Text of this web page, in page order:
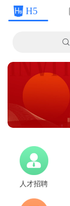
H5

人才招聘